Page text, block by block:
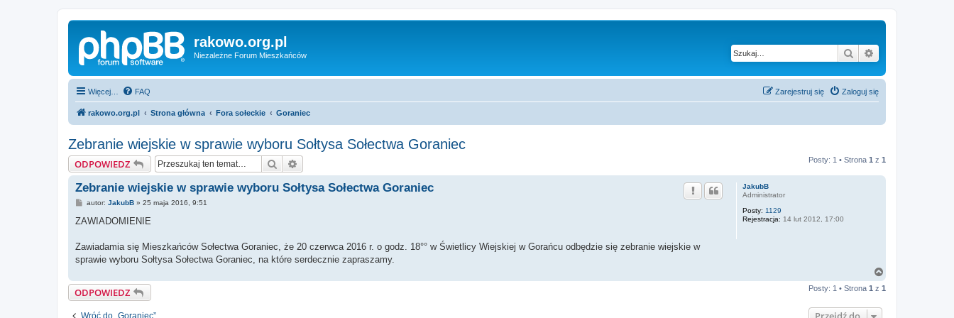
rakowo.org.pl
Niezależne Forum Mieszkańców Szukaj
Więcej… FAQ Zaloguj się
Zarejestruj się
rakowo.org.pl Strona główna Fora sołeckie Goraniec
Zebranie wiejskie w sprawie wyboru Sołtysa Sołectwa Goraniec
ODPOWIEDZ Szukaj Posty: 1 • Strona 1 z 1
JakubB
Administrator
Posty: 1129
Rejestracja: 14 lut 2012, 17:00
Zebranie wiejskie w sprawie wyboru Sołtysa Sołectwa Goraniec
P
s
autor: JakubB» 25 maja 2016, 9:51
ZAWIADOMIENIE
Zawiadamia się Mieszkańców Sołectwa Goraniec, że 20 czerwca 2016 r. o godz. 18°° w Świetlicy Wiejskiej w Gorańcu odbędzie się zebranie wiejskie w
sprawie wyboru Sołtysa Sołectwa Goraniec, na które serdecznie zapraszamy.
g
ODPOWIEDZ Posty: 1 • Strona 1 z 1
Wróć do „Goraniec”